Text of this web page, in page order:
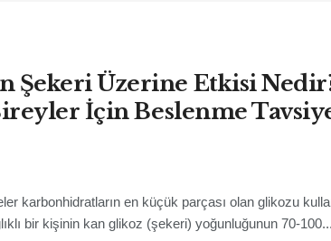
Şekeri Üzerine Etkisi
İçin Beslenme
karbonhidratların en küçük parçası olan glikozu
bir kişinin kan glikoz (şekeri) yoğunluğunun 70-100...